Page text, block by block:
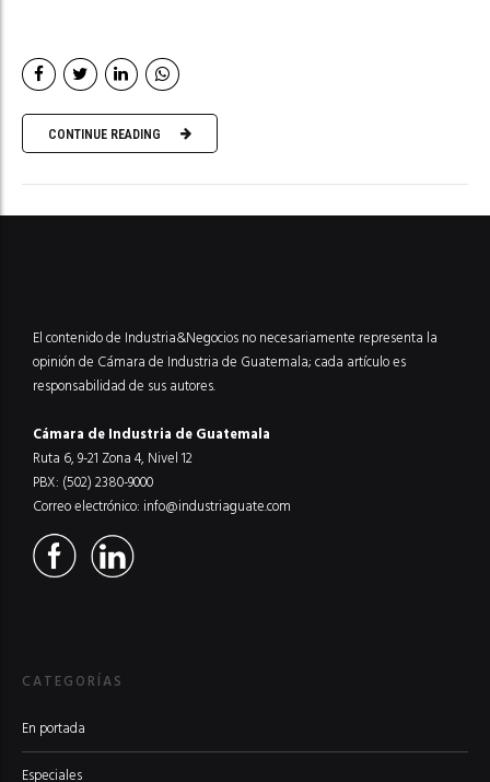
CONTINUE READING
El contenido de Industria&Negocios no necesariamente representa la
opinión de Cámara de Industria de Guatemala; cada artículo es
responsabilidad de sus autores.
Cámara de Industria de Guatemala
Ruta 6, 9-21 Zona 4, Nivel 12
PBX: (502) 2380-9000
Correo electrónico: info@industriaguate.com
CATEGORÍAS
En portada
Especiales